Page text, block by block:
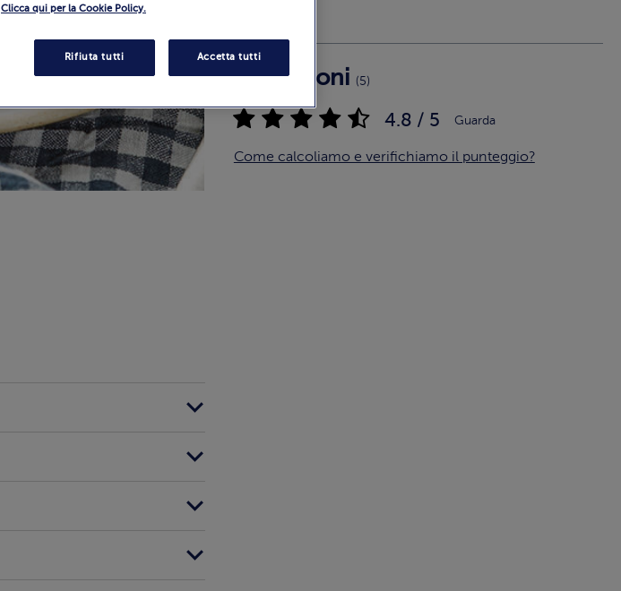
Recensioni (5)
4.8 / 5 Guarda
Come calcoliamo e verifichiamo il punteggio?
Clicca qui per la Cookie Policy.
Rifiuta tutti Accetta tutti